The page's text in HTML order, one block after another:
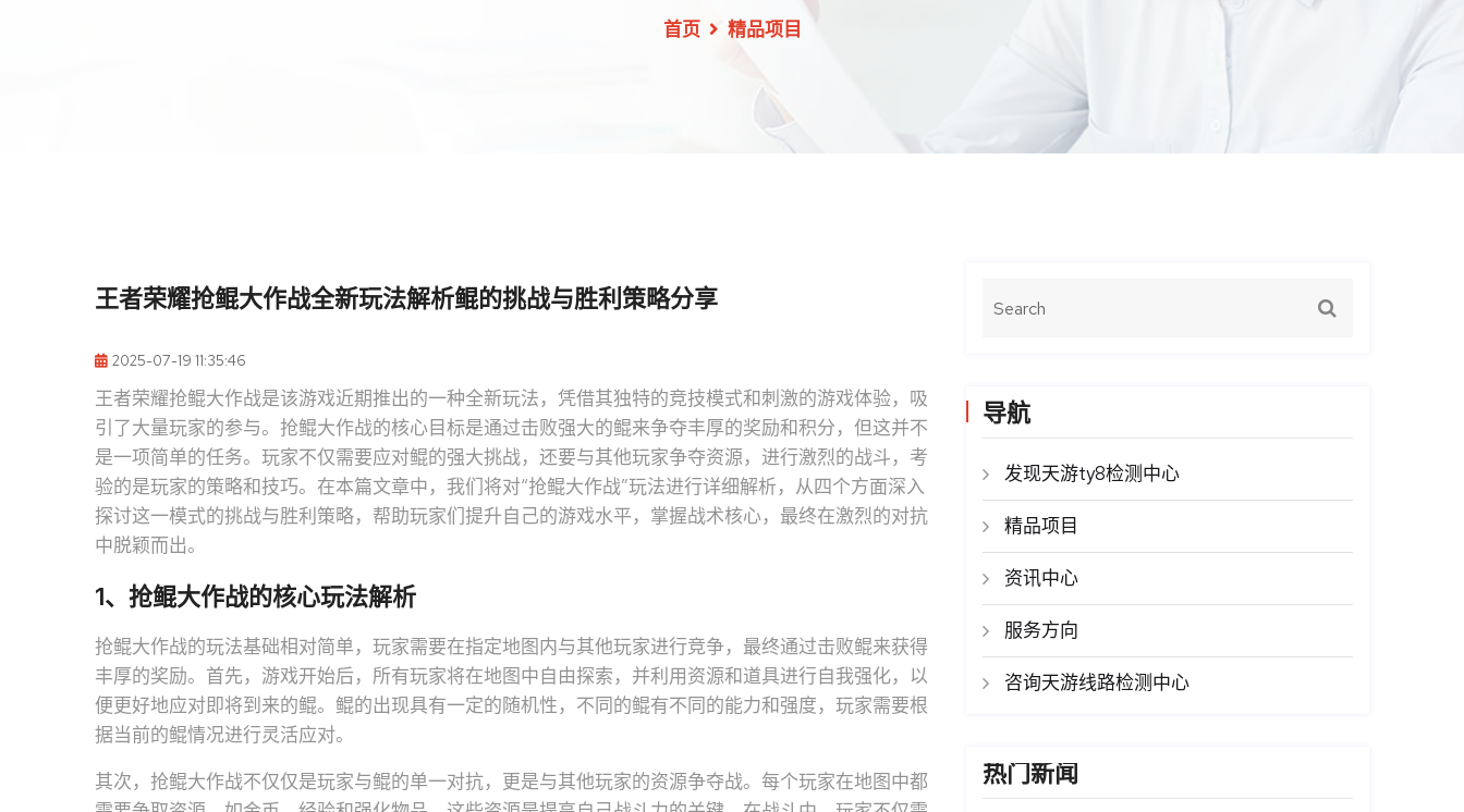
首页 精品项目
王者荣耀抢鲲大作战全新玩法解析鲲的挑战与胜利策略分享
2025-07-19 11:35:46
王者荣耀抢鲲大作战是该游戏近期推出的一种全新玩法，凭借其独特的竞技模式和刺激的游戏体验，吸
引了大量玩家的参与。抢鲲大作战的核心目标是通过击败强大的鲲来争夺丰厚的奖励和积分，但这并不
是一项简单的任务。玩家不仅需要应对鲲的强大挑战，还要与其他玩家争夺资源，进行激烈的战斗，考
验的是玩家的策略和技巧。在本篇文章中，我们将对“抢鲲大作战”玩法进行详细解析，从四个方面深入
探讨这一模式的挑战与胜利策略，帮助玩家们提升自己的游戏水平，掌握战术核心，最终在激烈的对抗
中脱颖而出。
1、抢鲲大作战的核心玩法解析
抢鲲大作战的玩法基础相对简单，玩家需要在指定地图内与其他玩家进行竞争，最终通过击败鲲来获得
丰厚的奖励。首先，游戏开始后，所有玩家将在地图中自由探索，并利用资源和道具进行自我强化，以
便更好地应对即将到来的鲲。鲲的出现具有一定的随机性，不同的鲲有不同的能力和强度，玩家需要根
据当前的鲲情况进行灵活应对。
其次，抢鲲大作战不仅仅是玩家与鲲的单一对抗，更是与其他玩家的资源争夺战。每个玩家在地图中都
导航
发现天游ty8检测中心
精品项目
资讯中心
服务方向
咨询天游线路检测中心
热门新闻